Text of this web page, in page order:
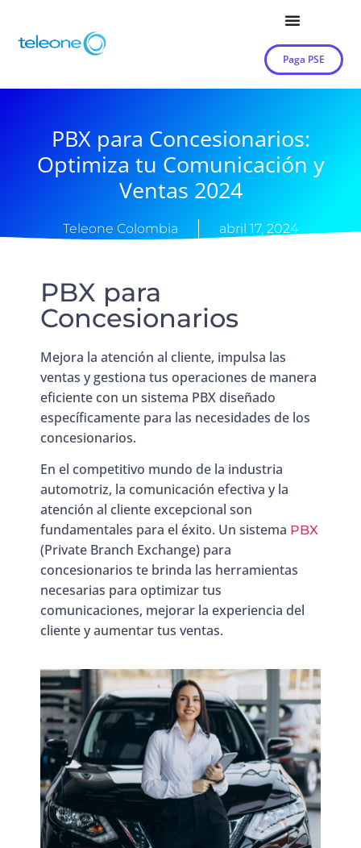
Paga PSE
PBX para Concesionarios:
Optimiza tu Comunicación y
Ventas 2024
Teleone Colombia abril 17, 2024
PBX para
Concesionarios
Mejora la atención al cliente, impulsa las
ventas y gestiona tus operaciones de manera
eficiente con un sistema PBX diseñado
específicamente para las necesidades de los
concesionarios.
En el competitivo mundo de la industria
automotriz, la comunicación efectiva y la
atención al cliente excepcional son
fundamentales para el éxito. Un sistema PBX
(Private Branch Exchange) para
concesionarios te brinda las herramientas
necesarias para optimizar tus
comunicaciones, mejorar la experiencia del
cliente y aumentar tus ventas.